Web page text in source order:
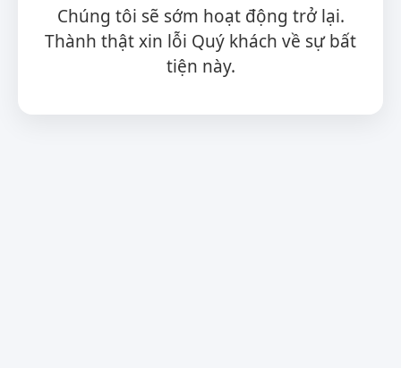
Chúng tôi sẽ sớm hoạt động trở lại.
Thành thật xin lỗi Quý khách về sự bất
tiện này.